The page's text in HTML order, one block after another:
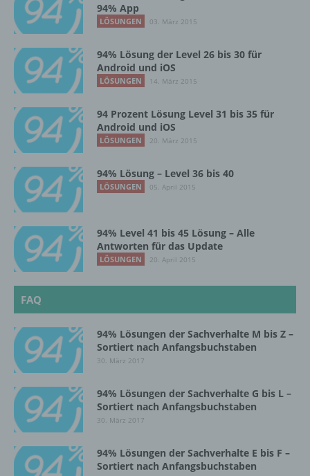
94% App
LÖSUNGEN 03. März 2015
94% Lösung der Level 26 bis 30 für
Android und iOS
LÖSUNGEN 14. März 2015
94 Prozent Lösung Level 31 bis 35 für
Android und iOS
LÖSUNGEN 20. März 2015
94% Lösung – Level 36 bis 40
LÖSUNGEN 05. April 2015
94% Level 41 bis 45 Lösung – Alle
Antworten für das Update
LÖSUNGEN 20. April 2015
FAQ
94% Lösungen der Sachverhalte M bis Z –
Sortiert nach Anfangsbuchstaben
30. März 2017
94% Lösungen der Sachverhalte G bis L –
Sortiert nach Anfangsbuchstaben
30. März 2017
94% Lösungen der Sachverhalte E bis F –
Sortiert nach Anfangsbuchstaben
j) Dritter
Dritter ist eine natürliche oder juristische
Person, Behörde, Einrichtung oder andere
Stelle außer der betroffenen Person, dem
Verantwortlichen, dem Auftragsverarbeiter
und den Personen, die unter der
unmittelbaren Verantwortung des
Auftragsverarbeiters befugt sind, die
personenbezogenen Daten zu verarbeiten.
k) Einwilligung
Einwilligung ist jede von der betroffenen
Person freiwillig für den bestimmten Fall in
abgegebene Willensbekundung in Form
einer Erklärung oder einer sonstigen
eindeutigen bestätigenden Handlung, mit der
die betroffene Person zu verstehen gibt, dass
sie mit der Verarbeitung der sie betreffenden
ist.
Verantwortlichen